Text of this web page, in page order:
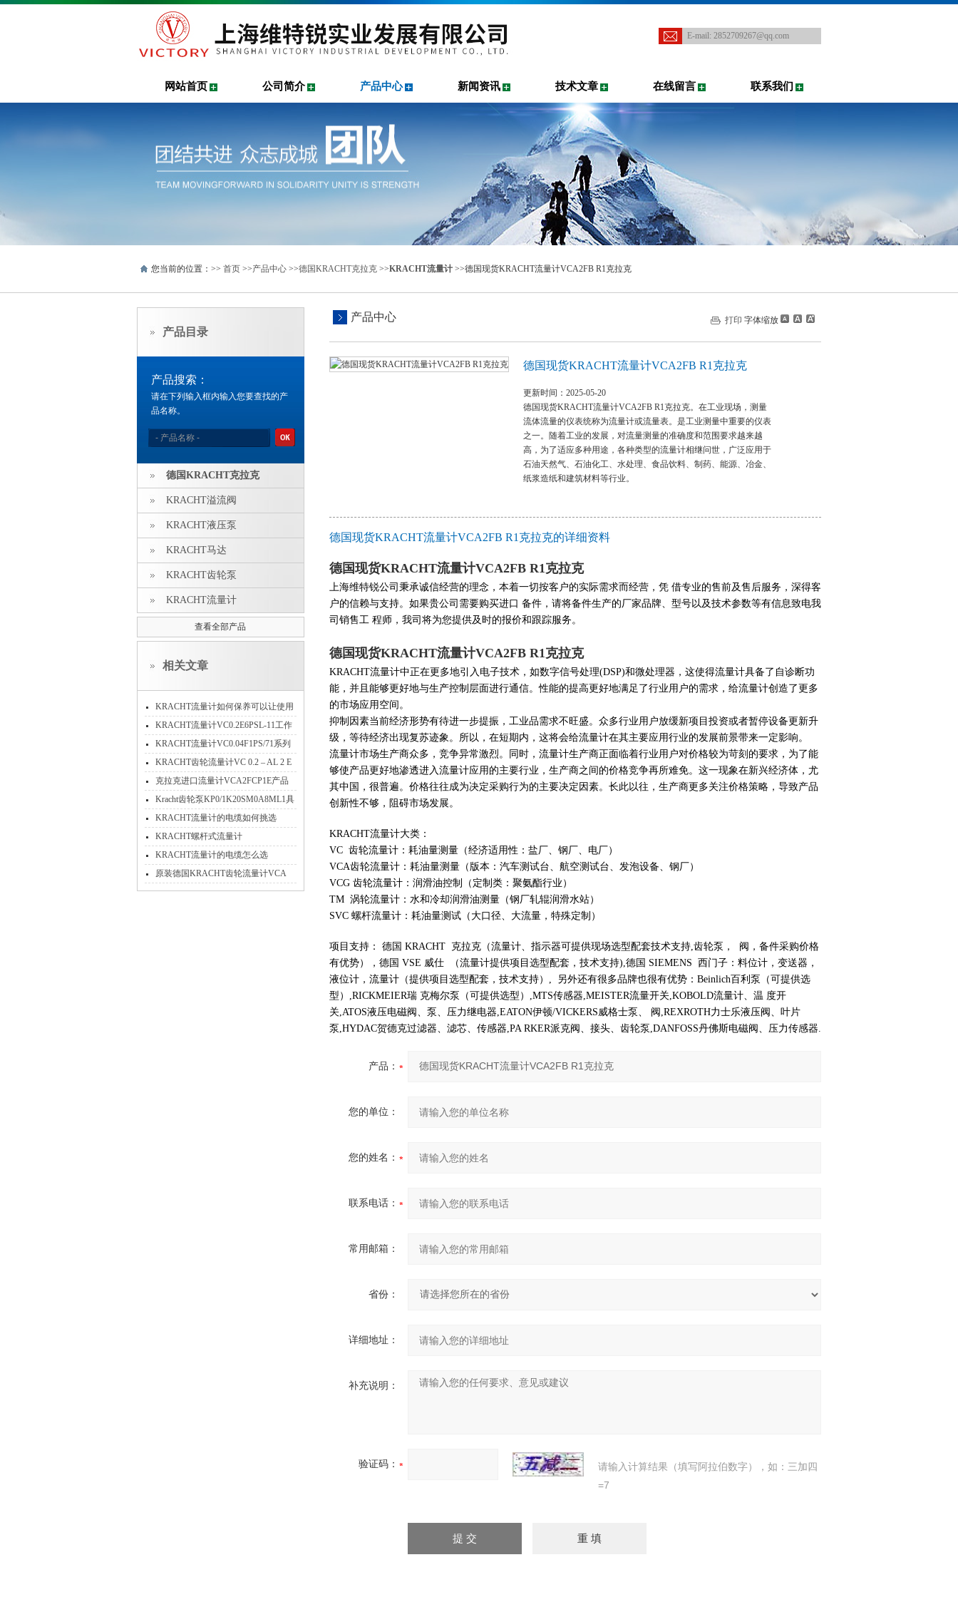
E-mail: 2852709267@qq.com
网站首页 公司简介 产品中心 新闻资讯 技术文章 在线留言 联系我们
您当前的位置：>> 首页 >>产品中心 >>德国KRACHT克拉克 >>KRACHT流量计 >>德国现货KRACHT流量计VCA2FB R1克拉克
产品目录
产品搜索：
请在下列输入框内输入您要查找的产
品名称。
德国KRACHT克拉克
KRACHT溢流阀
KRACHT液压泵
KRACHT马达
KRACHT齿轮泵
KRACHT流量计
查看全部产品
相关文章
KRACHT流量计如何保养可以让使用
时间久一些？
KRACHT流量计VC0.2E6PSL-11工作
原理
KRACHT流量计VC0.04F1PS/71系列
产品介绍
KRACHT齿轮流量计VC 0.2 – AL 2 E
的工作原理
克拉克进口流量计VCA2FCP1E产品
技术特点全介绍
Kracht齿轮泵KP0/1K20SM0A8ML1具
体描述
KRACHT流量计的电缆如何挑选
KRACHT螺杆式流量计
SVC10A1G1L1SVT
KRACHT流量计的电缆怎么选
原装德国KRACHT齿轮流量计VCA
0.2EBR1现货当天发货
产品中心 打印 字体缩放
德国现货KRACHT流量计VCA2FB R1克拉克
更新时间：2025-05-20
德国现货KRACHT流量计VCA2FB R1克拉克。在工业现场，测量
流体流量的仪表统称为流量计或流量表。是工业测量中重要的仪表
之一。随着工业的发展，对流量测量的准确度和范围要求越来越
高，为了适应多种用途，各种类型的流量计相继问世，广泛应用于
石油天然气、石油化工、水处理、食品饮料、制药、能源、冶金、
纸浆造纸和建筑材料等行业。
德国现货KRACHT流量计VCA2FB R1克拉克的详细资料
德国现货KRACHT流量计VCA2FB R1克拉克
上海维特锐公司秉承诚信经营的理念，本着一切按客户的实际需求而经营，凭 借专业的售前及售后服务，深得客
户的信赖与支持。如果贵公司需要购买进口 备件，请将备件生产的厂家品牌、型号以及技术参数等有信息致电我
司销售工 程师，我司将为您提供及 时的报价和跟踪服务。
德国现货KRACHT流量计VCA2FB R1克拉克
KRACHT流量计中正在更多地引入电子技术，如数字信号处理(DSP)和微处理器，这使得流量计具备了自诊断功
能，并且能够更好地与生产控制层面进行通信。性能的提高更好地满足了行业用户的需求，给流量计创造了更多
的市场应用空间。
抑制因素当前经济形势有待进一步提振，工业品需求不旺盛。众多行业用户放缓新项目投资或者暂停设备更新升
级，等待经济出现复苏迹象。所以，在短期内，这将会给流量计在其主要应用行业的发展前景带来一定影响。
流量计市场生产商众多，竞争异常激烈。同时，流量计生产商正面临着行业用户对价格较为苛刻的要求，为了能
够使产品更好地渗透进入流量计应用的主要行业，生产商之间的价格竞争再所难免。这一现象在新兴经济体，尤
其中国，很普遍。价格往往成为决定采购行为的主要决定因素。长此以往，生产商更多关注价格策略，导致产品
创新性不够，阻碍市场发展。
KRACHT流量计大类：
VC 齿轮流量计：耗油量测量（经济适用性：盐厂、钢厂、电厂）
VCA齿轮流量计：耗油量测量（版本：汽车测试台、航空测试台、发泡设备、钢厂）
VCG 齿轮流量计：润滑油控制（定制类：聚氨酯行业）
TM 涡轮流量计：水和冷却润滑油测量（钢厂轧辊润滑水站）
SVC 螺杆流量计：耗油量测试（大口径、大流量，特殊定制）
项目支持： 德国 KRACHT 克拉克（流量计、指示器可提供现场选型配套技术支持,齿轮泵， 阀，备件采购价格
有优势），德国 VSE 威仕 （流量计提供项目选型配套，技术支持),德国 SIEMENS 西门子：料位计，变送器，
液位计，流量计（提供项目选型配套，技术支持）, 另外还有很多品牌也很有优势：Beinlich百利泵（可提供选
型）,RICKMEIER瑞 克梅尔泵（可提供选型）,MTS传感器,MEISTER流量开关,KOBOLD流量计、温 度开
关,ATOS液压电磁阀、泵、压力继电器,EATON伊顿/VICKERS威格士泵、 阀,REXROTH力士乐液压阀、叶片
泵,HYDAC贺德克过滤器、滤芯、传感器,PA RKER派克阀、接头、齿轮泵,DANFOSS丹佛斯电磁阀、压力传感器.
产品：
您的单位：
您的姓名：
联系电话：
常用邮箱：
省份：
详细地址：
补充说明：
验证码：
请输入计算结果（填写阿拉伯数字），如：三加四
=7